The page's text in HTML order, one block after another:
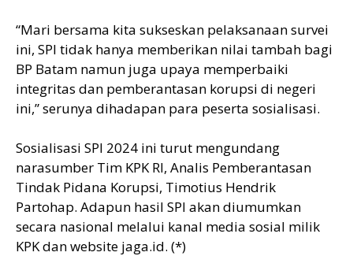
“Mari bersama kita sukseskan pelaksanaan survei
ini, SPI tidak hanya memberikan nilai tambah bagi
BP Batam namun juga upaya memperbaiki
integritas dan pemberantasan korupsi di negeri
ini,” serunya dihadapan para peserta sosialisasi.
Sosialisasi SPI 2024 ini turut mengundang
narasumber Tim KPK RI, Analis Pemberantasan
Tindak Pidana Korupsi, Timotius Hendrik
Partohap. Adapun hasil SPI akan diumumkan
secara nasional melalui kanal media sosial milik
KPK dan website jaga.id. (*)